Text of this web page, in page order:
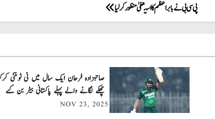
پی سی بی نے بابر اعظم کا استعفیٰ منظور کر لیا
چھکے لگانے والے پہلے پاکستانی بیٹر بن گئے
NOV 23, 2025